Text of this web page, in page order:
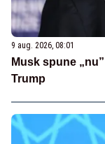
9 aug. 2026, 08:01
Musk spune
Trump